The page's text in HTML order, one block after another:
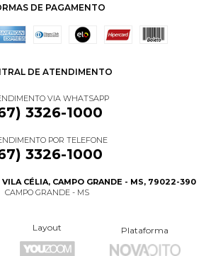
DE PAGAMENTO
DE ATENDIMENTO
VIA WHATSAPP
3326-1000
POR TELEFONE
3326-1000
CÉLIA, CAMPO GRANDE - MS, 79022-390
CAMPO GRANDE - MS
Layout
Plataforma